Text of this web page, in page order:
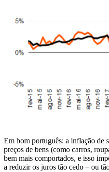
Em bom português: a inflação de
preços de bens (como carros,
bem mais comportados, e isso
a reduzir os juros tão cedo – ou